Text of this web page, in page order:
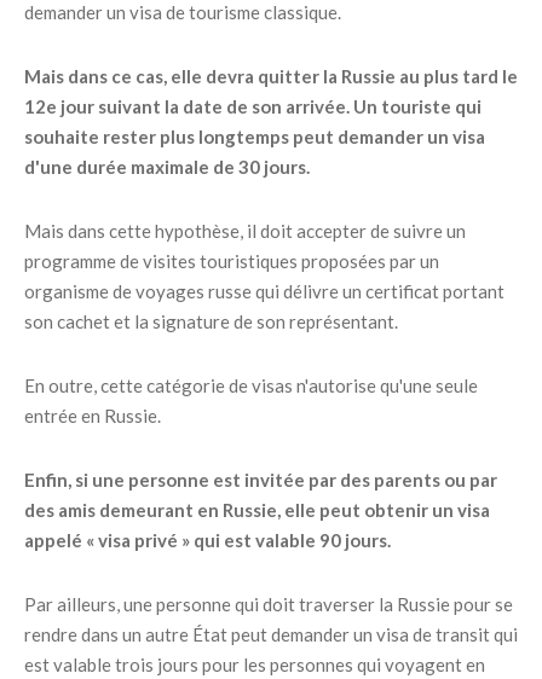
demander un visa de tourisme classique.
Mais dans ce cas, elle devra quitter la Russie au plus tard le
12e jour suivant la date de son arrivée. Un touriste qui
souhaite rester plus longtemps peut demander un visa
d'une durée maximale de 30 jours.
Mais dans cette hypothèse, il doit accepter de suivre un
programme de visites touristiques proposées par un
organisme de voyages russe qui délivre un certificat portant
son cachet et la signature de son représentant.
En outre, cette catégorie de visas n'autorise qu'une seule
entrée en Russie.
Enfin, si une personne est invitée par des parents ou par
des amis demeurant en Russie, elle peut obtenir un visa
appelé « visa privé » qui est valable 90 jours.
Par ailleurs, une personne qui doit traverser la Russie pour se
rendre dans un autre État peut demander un visa de transit qui
est valable trois jours pour les personnes qui voyagent en